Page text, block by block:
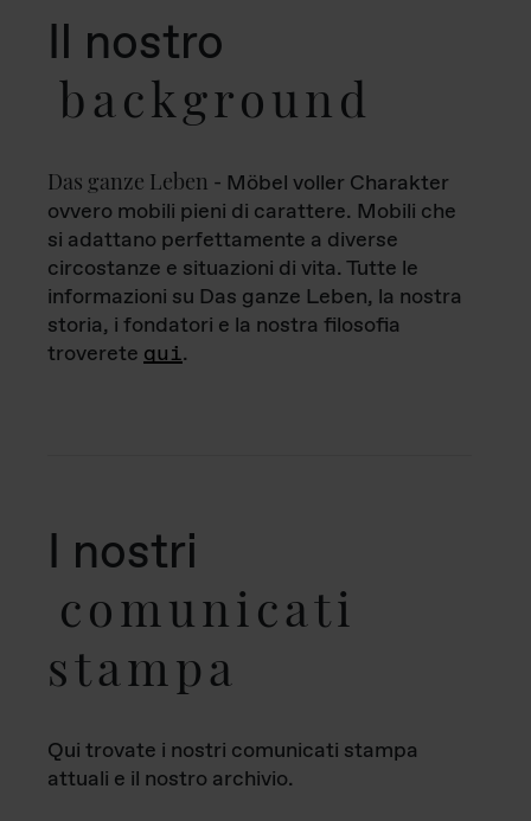
Il nostro
background
Das ganze Leben - Möbel voller Charakter
ovvero mobili pieni di carattere. Mobili che
si adattano perfettamente a diverse
circostanze e situazioni di vita. Tutte le
informazioni su Das ganze Leben, la nostra
storia, i fondatori e la nostra filosofia
troverete qui.
I nostri
comunicati
stampa
Qui trovate i nostri comunicati stampa
attuali e il nostro archivio.